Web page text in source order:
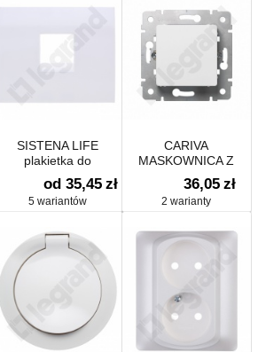
SISTENA LIFE
plakietka do
pojedynczego gniazda
telefonicznego
od 35,45 zł
5 wariantów
CARIVA
MASKOWNICA Z
PAZURKAMI
36,05 zł
2 warianty